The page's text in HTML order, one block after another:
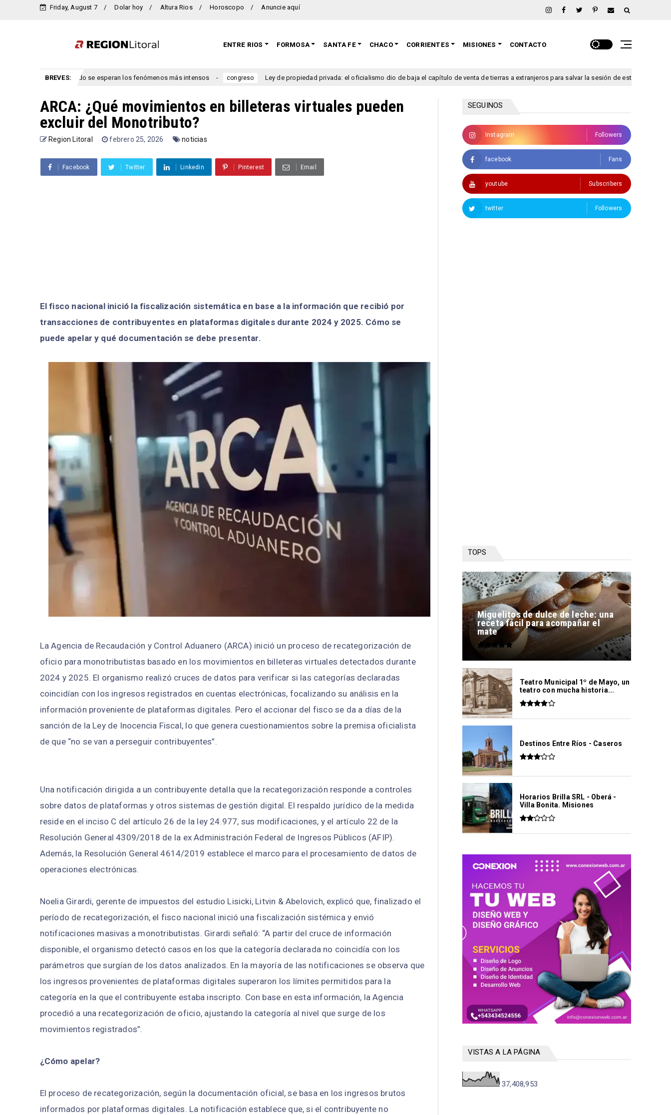
Friday, August 7 Dolar hoy Altura Rios Horoscopo Anuncie aquí
ENTRE RIOS FORMOSA SANTA FE CHACO CORRIENTES MISIONES CONTACTO
BREVES:
Entre Ríos: cuándo se esperan los fenómenos más intensos congreso Ley de propiedad privada: el oficialismo dio de baja el capítulo de venta de tierras a extranjeros para salvar la sesión de este jueves
ARCA: ¿Qué movimientos en billeteras virtuales pueden
excluir del Monotributo?
Region Litoral febrero 25, 2026 noticias
Facebook Twitter Linkedin Pinterest Email
El fisco nacional inició la fiscalización sistemática en base a la información que recibió por
transacciones de contribuyentes en plataformas digitales durante 2024 y 2025. Cómo se
puede apelar y qué documentación se debe presentar.
La Agencia de Recaudación y Control Aduanero (ARCA) inició un proceso de recategorización de
oficio para monotributistas basado en los movimientos en billeteras virtuales detectados durante
2024 y 2025. El organismo realizó cruces de datos para verificar si las categorías declaradas
coincidían con los ingresos registrados en cuentas electrónicas, focalizando su análisis en la
información proveniente de plataformas digitales. Pero el accionar del fisco se da a días de la
sanción de la Ley de Inocencia Fiscal, lo que genera cuestionamientos sobre la premisa oficialista
de que “no se van a perseguir contribuyentes”.
Una notificación dirigida a un contribuyente detalla que la recategorización responde a controles
sobre datos de plataformas y otros sistemas de gestión digital. El respaldo jurídico de la medida
reside en el inciso C del artículo 26 de la ley 24.977, sus modificaciones, y el artículo 22 de la
Resolución General 4309/2018 de la ex Administración Federal de Ingresos Públicos (AFIP).
Además, la Resolución General 4614/2019 establece el marco para el procesamiento de datos de
operaciones electrónicas.
Noelia Girardi, gerente de impuestos del estudio Lisicki, Litvin & Abelovich, explicó que, finalizado el
período de recategorización, el fisco nacional inició una fiscalización sistémica y envió
notificaciones masivas a monotributistas. Girardi señaló: “A partir del cruce de información
disponible, el organismo detectó casos en los que la categoría declarada no coincidía con los
parámetros que surgían de los datos analizados. En la mayoría de las notificaciones se observa que
los ingresos provenientes de plataformas digitales superaron los límites permitidos para la
categoría en la que el contribuyente estaba inscripto. Con base en esta información, la Agencia
procedió a una recategorización de oficio, ajustando la categoría al nivel que surge de los
movimientos registrados”.
¿Cómo apelar?
El proceso de recategorización, según la documentación oficial, se basa en los ingresos brutos
informados por plataformas digitales. La notificación establece que, si el contribuyente no
SEGUINOS
Instagram Followers
facebook Fans
youtube Subscribers
twitter Followers
TOPS
Miguelitos de dulce de leche: una
receta fácil para acompañar el
mate
Teatro Municipal 1º de Mayo, un
teatro con mucha historia...
Destinos Entre Ríos - Caseros
Horarios Brilla SRL - Oberá -
Villa Bonita. Misiones
VISTAS A LA PÁGINA
37,408,953